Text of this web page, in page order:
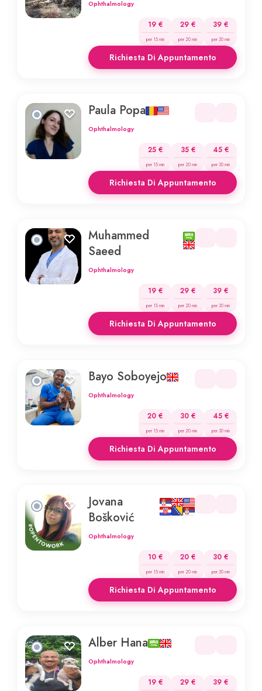
Ophthalmology
19 €
per 15 min
29 €
per 20 min
39 €
per 30 min
Richiesta Di Appuntamento
Paula Popa
Ophthalmology
25 €
per 15 min
35 €
per 20 min
45 €
per 30 min
Richiesta Di Appuntamento
Muhammed
Saeed
Ophthalmology
19 €
per 15 min
29 €
per 20 min
39 €
per 30 min
Richiesta Di Appuntamento
Bayo Soboyejo
Ophthalmology
20 €
per 15 min
30 €
per 20 min
45 €
per 30 min
Richiesta Di Appuntamento
Jovana
Bošković
Ophthalmology
10 €
per 15 min
20 €
per 20 min
30 €
per 30 min
Richiesta Di Appuntamento
Alber Hana
Ophthalmology
19 € 29 € 39 €